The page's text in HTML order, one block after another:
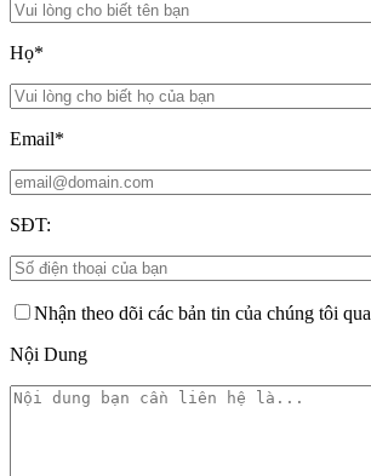
Họ*
Email*
SĐT:
Nhận theo dõi các bản tin của chúng tôi
Nội Dung